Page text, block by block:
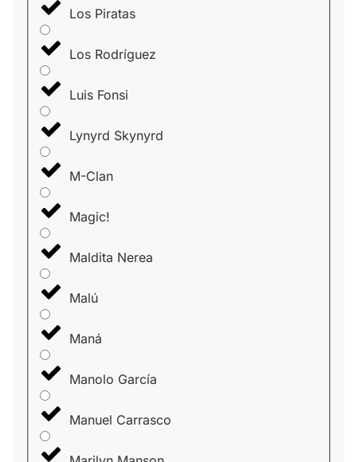
Los Piratas
Los Rodríguez
Luis Fonsi
Lynyrd Skynyrd
M-Clan
Magic!
Maldita Nerea
Malú
Maná
Manolo García
Manuel Carrasco